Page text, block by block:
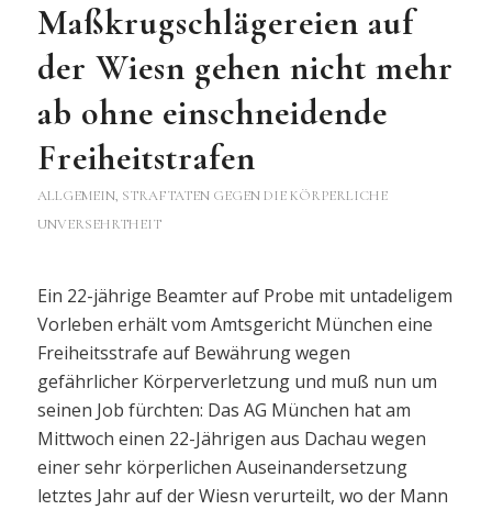
Maßkrugschlägereien auf
der Wiesn gehen nicht mehr
ab ohne einschneidende
Freiheitstrafen
ALLGEMEIN, STRAFTATEN GEGEN DIE KÖRPERLICHE
UNVERSEHRTHEIT
Ein 22-jährige Beamter auf Probe mit untadeligem
Vorleben erhält vom Amtsgericht München eine
Freiheitsstrafe auf Bewährung wegen
gefährlicher Körperverletzung und muß nun um
seinen Job fürchten: Das AG München hat am
Mittwoch einen 22-Jährigen aus Dachau wegen
einer sehr körperlichen Auseinandersetzung
letztes Jahr auf der Wiesn verurteilt, wo der Mann